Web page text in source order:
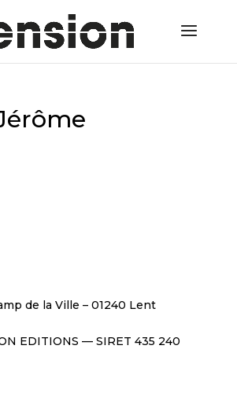
de la Ville – 01240 Lent
EDITIONS — SIRET 435 240